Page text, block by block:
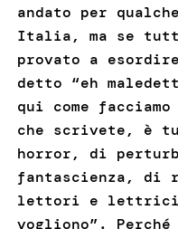
andato per
Italia, ma se
provato a
detto “eh
qui come
che scrivete, è
horror, di
fantascienza, di
lettori e lettrici
vogliono”.